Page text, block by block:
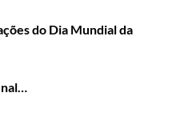
do Dia Mundial da